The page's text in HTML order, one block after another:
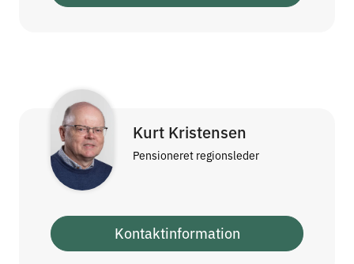
Kurt Kristensen
Pensioneret regionsleder
Kontaktinformation